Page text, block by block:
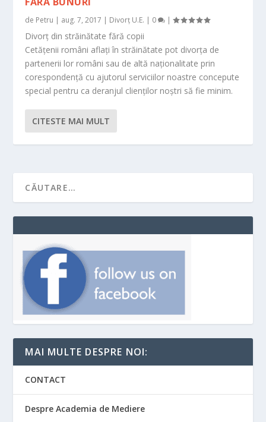
de Petru | aug. 7, 2017 | Divorț U.E. | 0 |
Divorț din străinătate fără copii
Cetățenii români aflați în străinătate pot divorța de
partenerii lor români sau de altă naționalitate prin
corespondență cu ajutorul serviciilor noastre concepute
special pentru ca deranjul clienților noștri să fie minim.
CITESTE MAI MULT
MAI MULTE DESPRE NOI:
CONTACT
Despre Academia de Mediere